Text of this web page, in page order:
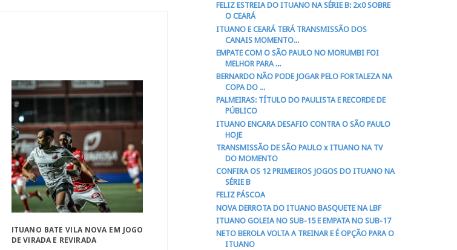
ITUANO BATE VILA NOVA EM JOGO
DE VIRADA E REVIRADA
FELIZ ESTREIA DO ITUANO NA SÉRIE B: 2x0 SOBRE
O CEARÁ
ITUANO E CEARÁ TERÁ TRANSMISSÃO DOS
CANAIS MOMENTO...
EMPATE COM O SÃO PAULO NO MORUMBI FOI
MELHOR PARA ...
BERNARDO NÃO PODE JOGAR PELO FORTALEZA NA
COPA DO ...
PALMEIRAS: TÍTULO DO PAULISTA E RECORDE DE
PÚBLICO
ITUANO ENCARA DESAFIO CONTRA O SÃO PAULO
HOJE
TRANSMISSÃO DE SÃO PAULO x ITUANO NA TV
DO MOMENTO
CONFIRA OS 12 PRIMEIROS JOGOS DO ITUANO NA
SÉRIE B
FELIZ PÁSCOA
NOVA DERROTA DO ITUANO BASQUETE NA LBF
ITUANO GOLEIA NO SUB-15 E EMPATA NO SUB-17
NETO BEROLA VOLTA A TREINAR E É OPÇÃO PARA O
ITUANO